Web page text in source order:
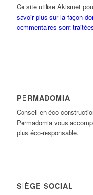
Ce site utilise Akismet
savoir plus sur la façon
commentaires sont traitées
PERMADOMIA
Conseil en éco-
Permadomia vous
plus éco-responsable.
SIÈGE SOCIAL